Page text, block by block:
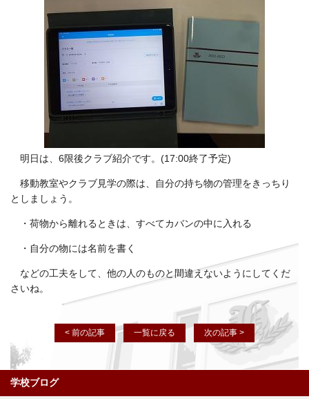
明日は、6限後クラブ紹介です。(17:00終了予定)
移動教室やクラブ見学の際は、自分の持ち物の管理をきっちり
としましょう。
・荷物から離れるときは、すべてカバンの中に入れる
・自分の物には名前を書く
などの工夫をして、他の人のものと間違えないようにしてくだ
さいね。
< 前の記事 一覧に戻る 次の記事 >
学校ブログ